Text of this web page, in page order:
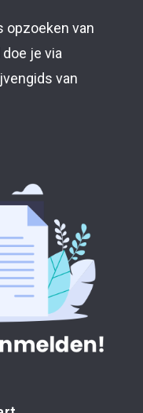
opzoeken van
je via
van